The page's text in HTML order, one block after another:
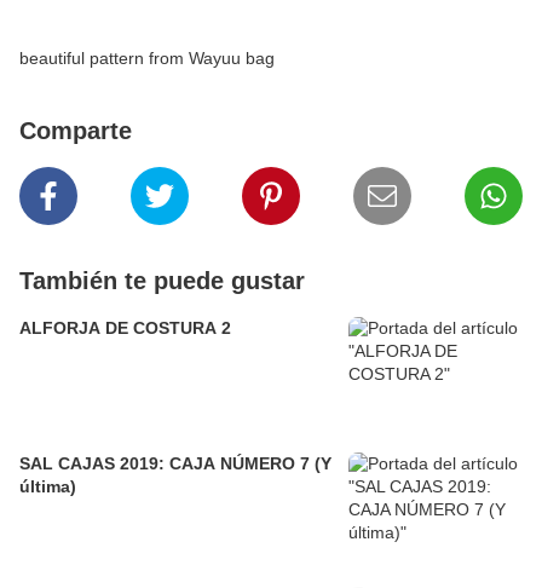
beautiful pattern from Wayuu bag
Comparte
También te puede gustar
ALFORJA DE COSTURA 2
SAL CAJAS 2019: CAJA NÚMERO 7 (Y
última)